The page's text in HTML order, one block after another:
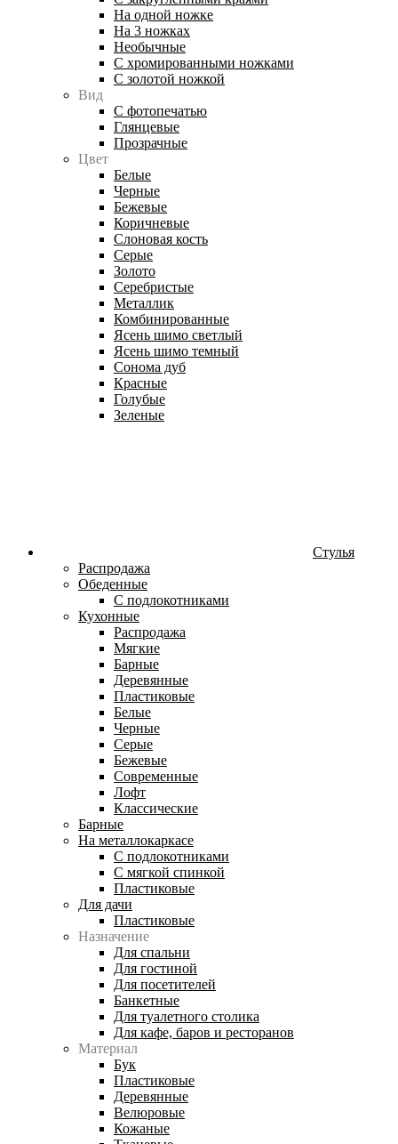
На одной ножке
На 3 ножках
Необычные
С хромированными ножками
С золотой ножкой
Вид
С фотопечатью
Глянцевые
Прозрачные
Цвет
Белые
Черные
Бежевые
Коричневые
Слоновая кость
Серые
Золото
Серебристые
Металлик
Комбинированные
Ясень шимо светлый
Ясень шимо темный
Сонома дуб
Красные
Голубые
Зеленые
Стулья
Распродажа
Обеденные
С подлокотниками
Кухонные
Распродажа
Мягкие
Барные
Деревянные
Пластиковые
Белые
Черные
Серые
Бежевые
Современные
Лофт
Классические
Барные
На металлокаркасе
С подлокотниками
С мягкой спинкой
Пластиковые
Для дачи
Пластиковые
Назначение
Для спальни
Для гостиной
Для посетителей
Банкетные
Для туалетного столика
Для кафе, баров и ресторанов
Материал
Бук
Пластиковые
Деревянные
Велюровые
Кожаные